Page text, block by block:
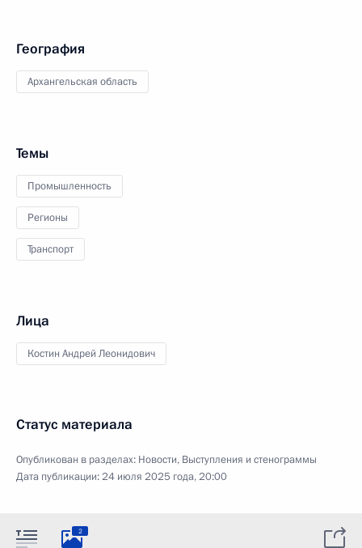
География
Архангельская область
Темы
Промышленность
Регионы
Транспорт
Лица
Костин Андрей Леонидович
Статус материала
Опубликован в разделах: Новости, Выступления и стенограммы
Дата публикации:24 июля 2025 года, 20:00
2